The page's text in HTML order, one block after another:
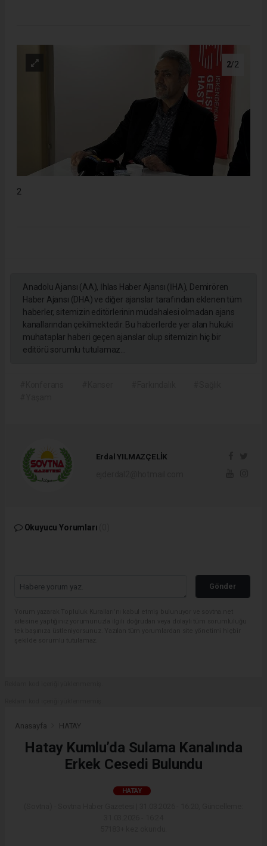
2/2
2
Anadolu Ajansı (AA), İhlas Haber Ajansı (İHA), Demirören
Haber Ajansı (DHA) ve diğer ajanslar tarafından eklenen tüm
haberler, sitemizin editörlerinin müdahalesi olmadan ajans
kanallarından çekilmektedir. Bu haberlerde yer alan hukuki
muhataplar haberi geçen ajanslar olup sitemizin hiç bir
editörü sorumlu tutulamaz...
Erdal YILMAZÇELİK
Okuyucu Yorumları
Gönder
Anasayfa HATAY
Hatay Kumlu’da Sulama Kanalında
Erkek Cesedi Bulundu
HATAY